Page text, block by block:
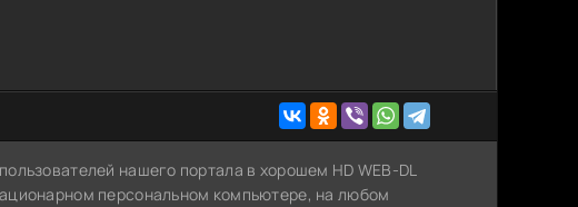
нашего портала в хорошем HD WEB-DL
персональном компьютере, на любом